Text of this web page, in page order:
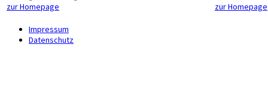
zur Homepage
zur Homepage
Impressum
Datenschutz